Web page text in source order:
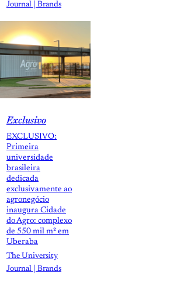
Journal | Brands
Exclusivo
EXCLUSIVO:
Primeira
universidade
brasileira
dedicada
exclusivamente ao
agronegócio
inaugura Cidade
do Agro: complexo
de 550 mil m² em
Uberaba
The University
Journal | Brands